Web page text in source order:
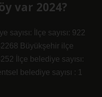
var 2024?
sayısı: İlçe sayısı: 922
Büyükşehir ilçe
İlçe belediye sayısı:
belediye sayısı : 1